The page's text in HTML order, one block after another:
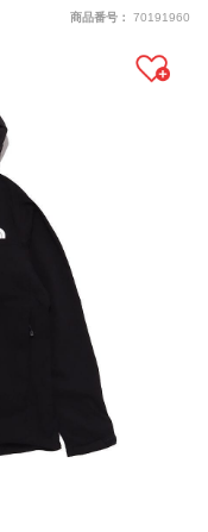
商品番号： 70191960